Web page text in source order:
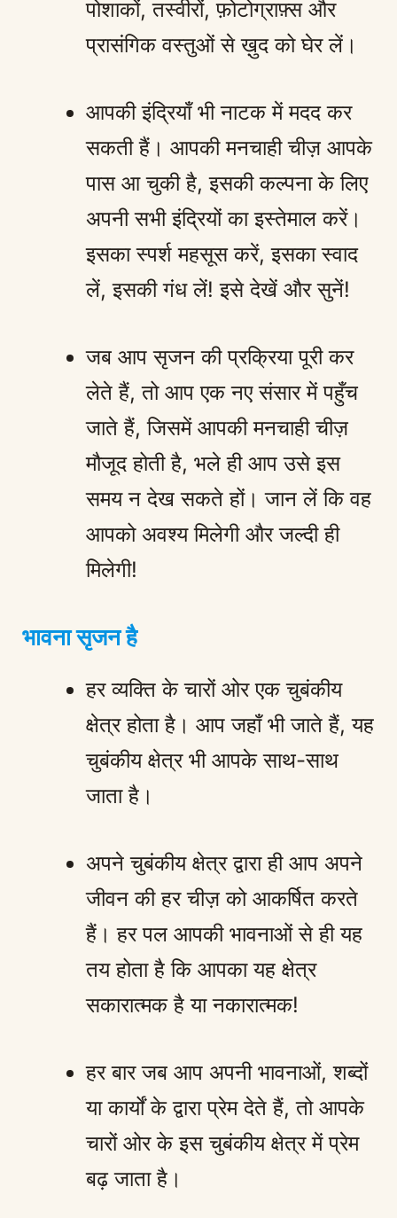
पोशाकों, तस्वीरों, फ़ोटोग्राफ़्स और
प्रासंगिक वस्तुओं से ख़ुद को घेर लें।
आपकी इंद्रियाँ भी नाटक में मदद कर
सकती हैं। आपकी मनचाही चीज़ आपके
पास आ चुकी है, इसकी कल्पना के लिए
अपनी सभी इंद्रियों का इस्तेमाल करें।
इसका स्पर्श महसूस करें, इसका स्वाद
लें, इसकी गंध लें! इसे देखें और सुनें!
जब आप सृजन की प्रक्रिया पूरी कर
लेते हैं, तो आप एक नए संसार में पहुँच
जाते हैं, जिसमें आपकी मनचाही चीज़
मौजूद होती है, भले ही आप उसे इस
समय न देख सकते हों। जान लें कि वह
आपको अवश्य मिलेगी और जल्दी ही
मिलेगी!
भावना सृजन है
हर व्यक्ति के चारों ओर एक चुबंकीय
क्षेत्र होता है। आप जहाँ भी जाते हैं, यह
चुबंकीय क्षेत्र भी आपके साथ-साथ
जाता है।
अपने चुबंकीय क्षेत्र द्वारा ही आप अपने
जीवन की हर चीज़ को आकर्षित करते
हैं। हर पल आपकी भावनाओं से ही यह
तय होता है कि आपका यह क्षेत्र
सकारात्मक है या नकारात्मक!
हर बार जब आप अपनी भावनाओं, शब्दों
या कार्यों के द्वारा प्रेम देते हैं, तो आपके
चारों ओर के इस चुबंकीय क्षेत्र में प्रेम
बढ़ जाता है।